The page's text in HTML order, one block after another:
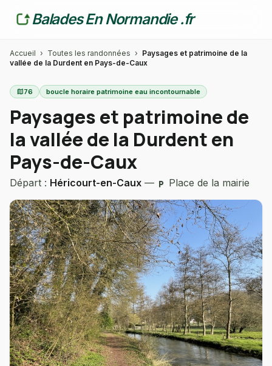
Balades En Normandie .fr
Accueil › Toutes les randonnées › Paysages et patrimoine de la
vallée de la Durdent en Pays-de-Caux
map76 boucle horaire patrimoine eau incontournable
Paysages et patrimoine de
la vallée de la Durdent en
Pays-de-Caux
Départ : Héricourt-en-Caux — local_parking Place de la mairie